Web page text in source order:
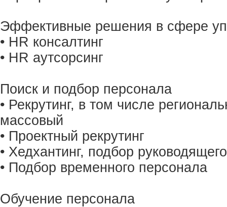
Эффективные решения в сфере
• HR консалтинг
• HR аутсорсинг
Поиск и подбор персонала
• Рекрутинг, в том числе
массовый
• Проектный рекрутинг
• Хедхантинг, подбор
• Подбор временного персонала
Обучение персонала